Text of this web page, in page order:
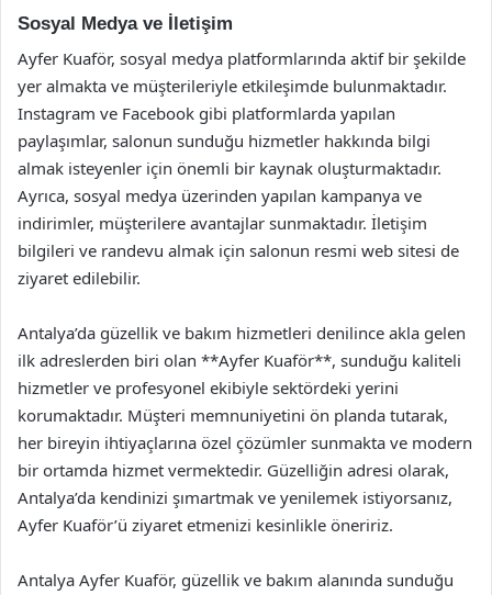
Sosyal Medya ve İletişim
Ayfer Kuaför, sosyal medya platformlarında aktif bir şekilde
yer almakta ve müşterileriyle etkileşimde bulunmaktadır.
Instagram ve Facebook gibi platformlarda yapılan
paylaşımlar, salonun sunduğu hizmetler hakkında bilgi
almak isteyenler için önemli bir kaynak oluşturmaktadır.
Ayrıca, sosyal medya üzerinden yapılan kampanya ve
indirimler, müşterilere avantajlar sunmaktadır. İletişim
bilgileri ve randevu almak için salonun resmi web sitesi de
ziyaret edilebilir.
Antalya’da güzellik ve bakım hizmetleri denilince akla gelen
ilk adreslerden biri olan **Ayfer Kuaför**, sunduğu kaliteli
hizmetler ve profesyonel ekibiyle sektördeki yerini
korumaktadır. Müşteri memnuniyetini ön planda tutarak,
her bireyin ihtiyaçlarına özel çözümler sunmakta ve modern
bir ortamda hizmet vermektedir. Güzelliğin adresi olarak,
Antalya’da kendinizi şımartmak ve yenilemek istiyorsanız,
Ayfer Kuaför’ü ziyaret etmenizi kesinlikle öneririz.
Antalya Ayfer Kuaför, güzellik ve bakım alanında sunduğu